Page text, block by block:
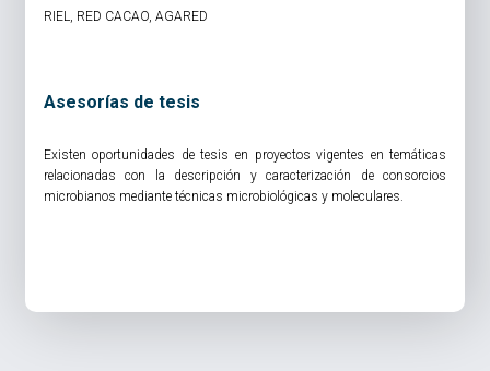
RIEL, RED CACAO, AGARED
Asesorías de tesis
Existen oportunidades de tesis en proyectos vigentes en temáticas
relacionadas con la descripción y caracterización de consorcios
microbianos mediante técnicas microbiológicas y moleculares.